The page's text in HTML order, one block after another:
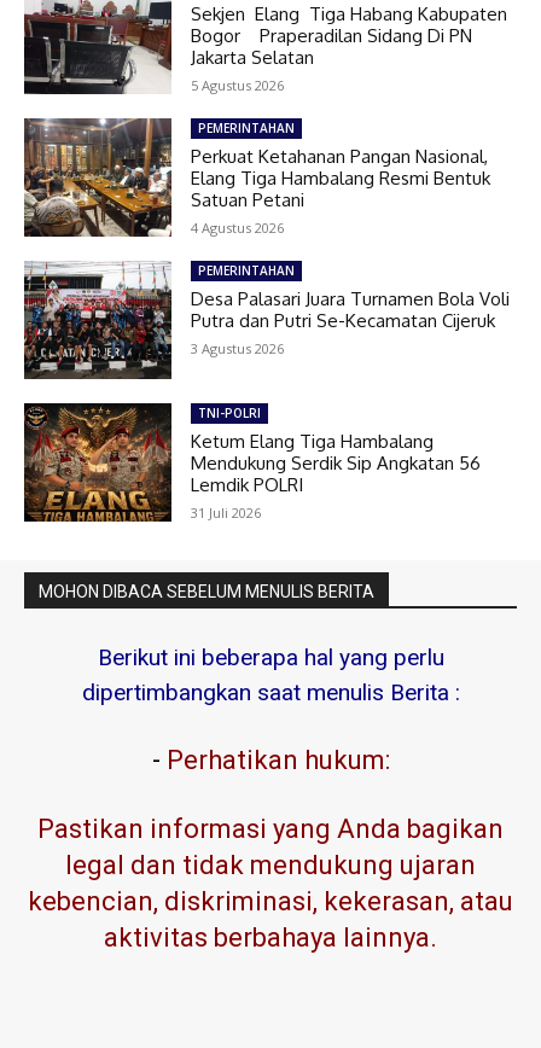
Sekjen Elang Tiga Habang Kabupaten
Bogor Praperadilan Sidang Di PN
Jakarta Selatan
5 Agustus 2026
PEMERINTAHAN
Perkuat Ketahanan Pangan Nasional,
Elang Tiga Hambalang Resmi Bentuk
Satuan Petani
4 Agustus 2026
PEMERINTAHAN
Desa Palasari Juara Turnamen Bola Voli
Putra dan Putri Se-Kecamatan Cijeruk
3 Agustus 2026
TNI-POLRI
Ketum Elang Tiga Hambalang
Mendukung Serdik Sip Angkatan 56
Lemdik POLRI
31 Juli 2026
MOHON DIBACA SEBELUM MENULIS BERITA
Berikut ini beberapa hal yang perlu
dipertimbangkan saat menulis Berita :
- Perhatikan hukum:
Pastikan informasi yang Anda bagikan
legal dan tidak mendukung ujaran
kebencian, diskriminasi, kekerasan, atau
aktivitas berbahaya lainnya.